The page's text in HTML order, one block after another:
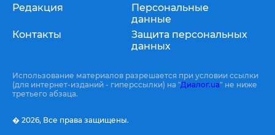
Редакция
Контакты
Персональные
данные
Защита персональных
данных
Использование материалов разрешается при условии ссылки
(для интернет-изданий - гиперссылки) на "Диалог.ua" не ниже
третьего абзаца.
� 2026, Все права защищены.